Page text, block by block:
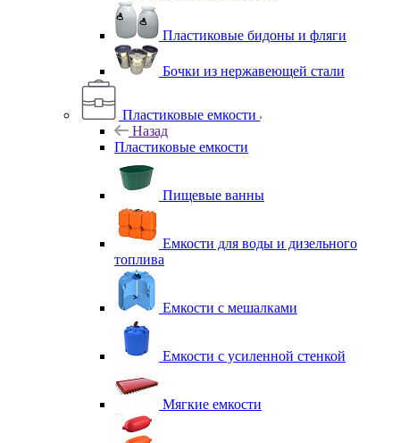
Пластиковые бидоны и фляги
Бочки из нержавеющей стали
Пластиковые емкости
Назад
Пластиковые емкости
Пищевые ванны
Емкости для воды и дизельного
топлива
Емкости с мешалками
Емкости с усиленной стенкой
Мягкие емкости